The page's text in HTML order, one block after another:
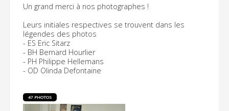
Un grand merci à nos photographes !
Leurs initiales respectives se trouvent dans les
légendes des photos
- ES Eric Sitarz
- BH Bernard Hourlier
- PH Philippe Hellemans
- OD Olinda Defontaine
47 PHOTOS